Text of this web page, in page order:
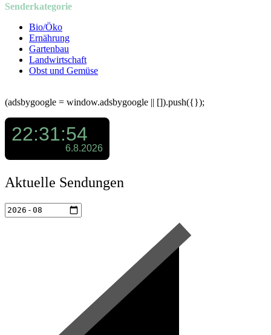
Senderkategorie
Bio/Öko
Ernährung
Gartenbau
Landwirtschaft
Obst und Gemüse
(adsbygoogle = window.adsbygoogle || []).push({});
Aktuelle Sendungen